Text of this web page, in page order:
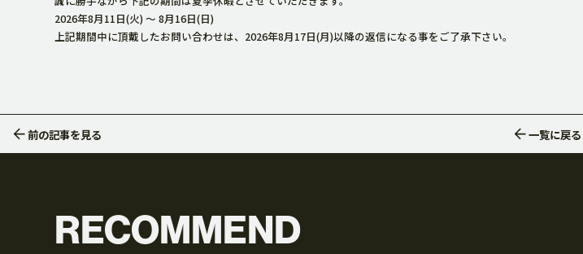
SERVICE BRANDING
2026年8月11日(火) 〜 8月16日(日)
上記期間中に頂戴したお問い合わせは、2026年8月17日(月)以降の返信になる事をご了承下さい。
前の記事を見る 一覧に戻る
RECOMMEND